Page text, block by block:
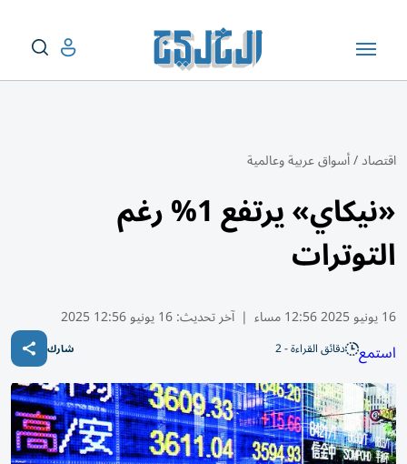
اقتصاد/أسواق عربية وعالمية
«نيكاي» يرتفع 1% رغم
التوترات
16 يونيو 2025 12:56 مساء | آخر تحديث:16 يونيو 12:56 2025
استمع دقائق القراءة - 2 شارك